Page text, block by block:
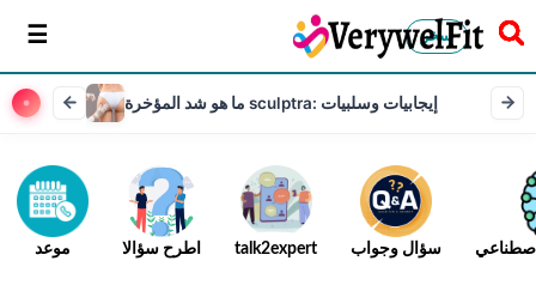
سخر
ما هو شد المؤخرة sculptra: إيجابيات وسلبيات
موعد اطرح سؤالا talk2expert سؤال وجواب